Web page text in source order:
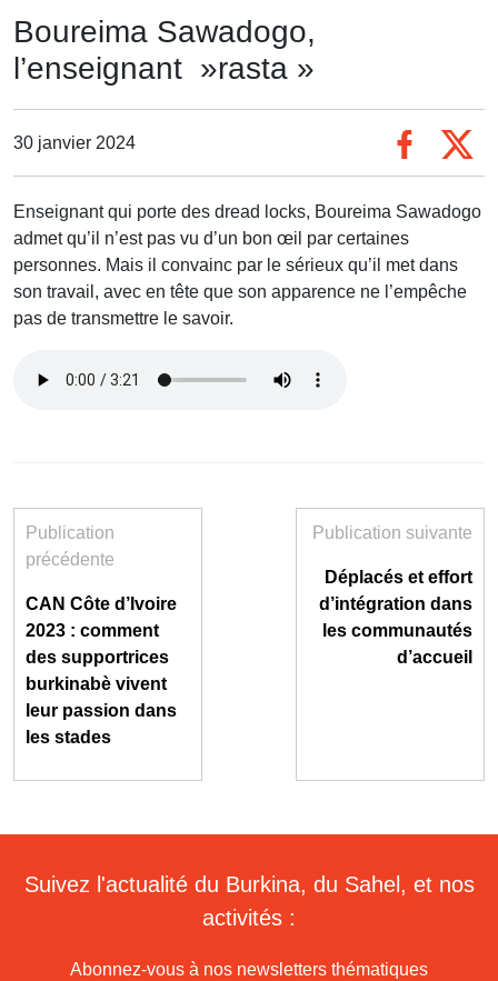
Boureima Sawadogo,
l’enseignant »rasta »
30 janvier 2024
Enseignant qui porte des dread locks, Boureima Sawadogo
admet qu’il n’est pas vu d’un bon œil par certaines
personnes. Mais il convainc par le sérieux qu’il met dans
son travail, avec en tête que son apparence ne l’empêche
pas de transmettre le savoir.
Publication
précédente
CAN Côte d’Ivoire
2023 : comment
des supportrices
burkinabè vivent
leur passion dans
les stades
Publication suivante
Déplacés et effort
d’intégration dans
les communautés
d’accueil
Suivez l'actualité du Burkina, du Sahel, et nos
activités :
Abonnez-vous à nos newsletters thématiques